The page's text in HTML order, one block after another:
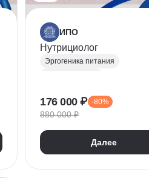
ИПО
Нутрициолог
Эргогеника питания
Правильное питание
176 000 ₽ -80%
880 000 ₽
Далее